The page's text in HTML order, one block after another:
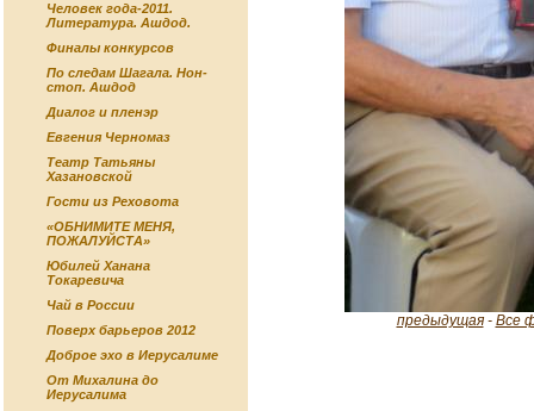
Человек года-2011.
Литература. Ашдод.
Финалы конкурсов
По следам Шагала. Нон-
стоп. Ашдод
Диалог и пленэр
Евгения Черномаз
Театр Татьяны
Хазановской
Гости из Реховота
«ОБНИМИТЕ МЕНЯ,
ПОЖАЛУЙСТА»
Юбилей Ханана
Токаревича
Чай в России
Поверх барьеров 2012
Доброе эхо в Иерусалиме
От Михалина до
Иерусалима
предыдущая- Все